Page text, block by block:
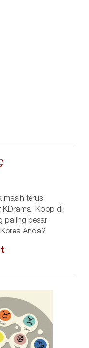
masih terus
KDrama, Kpop di
paling besar
Anda?